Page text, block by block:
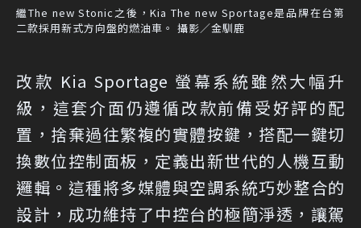
繼The new Stonic之後，Kia The new Sportage是品牌在台第
二款採用新式方向盤的燃油車。 攝影／金馴鹿
改款 Kia Sportage 螢幕系統雖然大幅升
級，這套介面仍遵循改款前備受好評的配
置，捨棄過往繁複的實體按鍵，搭配一鍵切
換數位控制面板，定義出新世代的人機互動
邏輯。這種將多媒體與空調系統巧妙整合的
設計，成功維持了中控台的極簡淨透，讓駕